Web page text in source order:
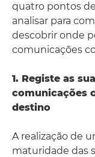
quatro pontos
analisar para
descobrir onde
comunicações
1. Registe as
comunicações
destino
A realização de
maturidade das